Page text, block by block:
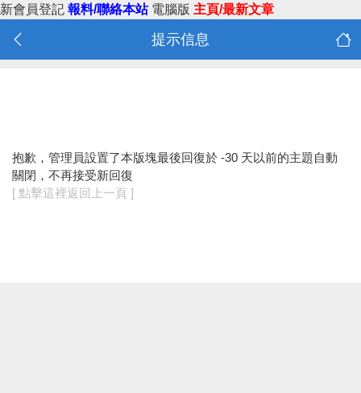
新會員登記 報料/聯絡本站 電腦版 主頁/最新文章
提示信息
抱歉，管理員設置了本版塊最後回復於 -30 天以前的主題自動
關閉，不再接受新回復
[ 點擊這裡返回上一頁 ]